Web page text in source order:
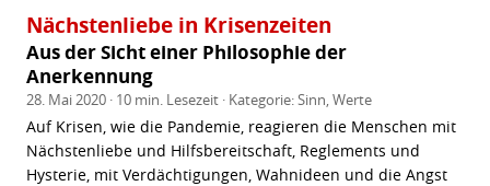
Nächstenliebe in Krisenzeiten
Aus der Sicht einer Philosophie der
Anerkennung
28. Mai 2020 · 10 min. Lesezeit · Kategorie:Sinn,Werte
Auf Krisen, wie die Pandemie, reagieren die Menschen mit
Nächstenliebe und Hilfsbereitschaft, Reglements und
Hysterie, mit Verdächtigungen, Wahnideen und die Angst